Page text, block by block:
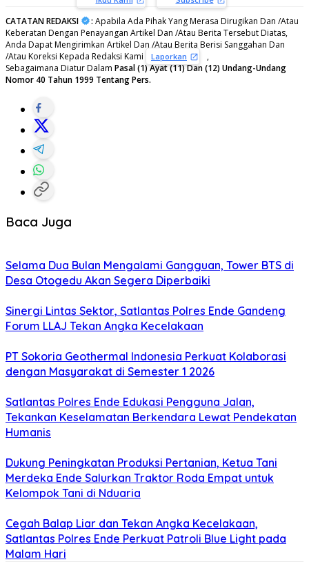
CATATAN REDAKSI : Apabila Ada Pihak Yang Merasa Dirugikan Dan /Atau
Keberatan Dengan Penayangan Artikel Dan /Atau Berita Tersebut Diatas,
Anda Dapat Mengirimkan Artikel Dan /Atau Berita Berisi Sanggahan Dan
/Atau Koreksi Kepada Redaksi Kami
Laporkan
,
Sebagaimana Diatur Dalam Pasal (1) Ayat (11) Dan (12) Undang-Undang
Nomor 40 Tahun 1999 Tentang Pers.
Baca Juga
Selama Dua Bulan Mengalami Gangguan, Tower BTS di
Desa Otogedu Akan Segera Diperbaiki
Sinergi Lintas Sektor, Satlantas Polres Ende Gandeng
Forum LLAJ Tekan Angka Kecelakaan
PT Sokoria Geothermal Indonesia Perkuat Kolaborasi
dengan Masyarakat di Semester 1 2026
Satlantas Polres Ende Edukasi Pengguna Jalan,
Tekankan Keselamatan Berkendara Lewat Pendekatan
Humanis
Dukung Peningkatan Produksi Pertanian, Ketua Tani
Merdeka Ende Salurkan Traktor Roda Empat untuk
Kelompok Tani di Nduaria
Cegah Balap Liar dan Tekan Angka Kecelakaan,
Satlantas Polres Ende Perkuat Patroli Blue Light pada
Malam Hari